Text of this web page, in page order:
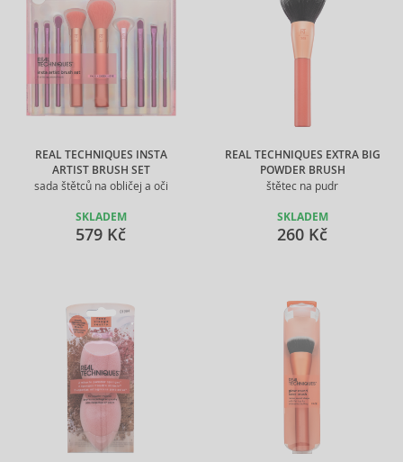
REAL TECHNIQUES INSTA
ARTIST BRUSH SET
sada štětců na obličej a oči
SKLADEM
579 Kč
REAL TECHNIQUES EXTRA BIG
POWDER BRUSH
štětec na pudr
SKLADEM
260 Kč